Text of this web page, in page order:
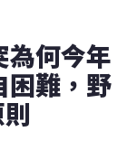
為何今年
難，野